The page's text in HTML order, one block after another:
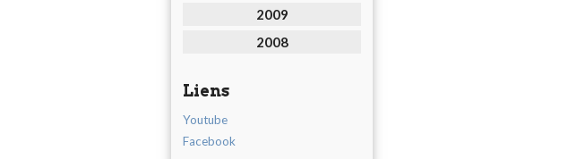
2009
2008
Liens
Youtube
Facebook